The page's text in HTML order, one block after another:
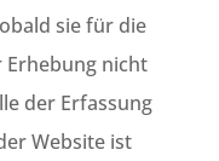
sie für die
Erhebung nicht
der Erfassung
Website ist